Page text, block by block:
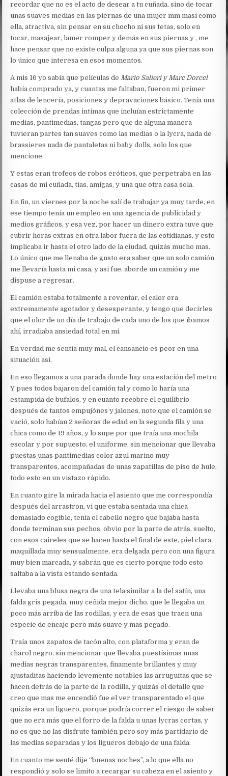
recordar que no es el acto de desear a tu cuñada, sino de tocar
unas suaves medias en las piernas de una mujer mm masi como
ella, atractiva, sin pensar en su chocho ni sus tetas, solo en
tocar, masajear, lamer romper y demás en sus piernas y , me
hace pensar que no existe culpa alguna ya que sus piernas son
lo único que interesa en esos momentos.
A mis 16 yo sabía que películas de Mario Salieri y Marc Dorcel
había comprado ya, y cuantas me faltaban, fueron mi primer
atlas de lencería, posiciones y depravaciones básico. Tenía una
colección de prendas intimas que incluían estrictamente
medias, pantimedias, tangas pero que de alguna manera
tuvieran partes tan suaves como las medias o la lycra, nada de
brassieres nada de pantaletas ni baby dolls, solo los que
mencione.
Y estas eran trofeos de robos eróticos, que perpetraba en las
casas de mi cuñada, tías, amigas, y una que otra casa sola.
En fin, un viernes por la noche salí de trabajar ya muy tarde, en
ese tiempo tenía un empleo en una agencia de publicidad y
medios gráficos, y esa vez, por hacer un dinero extra tuve que
cubrir horas extras en otra labor fuera de las cotidianas, y esto
implicaba ir hasta el otro lado de la ciudad, quizás mucho mas.
Lo único que me llenaba de gusto era saber que un solo camión
me llevaría hasta mi casa, y asi fue, aborde un camión y me
dispuse a regresar.
El camión estaba totalmente a reventar, el calor era
extremamente agotador y desesperante, y tengo que decirles
que el olor de un día de trabajo de cada uno de los que íbamos
ahí, irradiaba ansiedad total en mi.
En verdad me sentía muy mal, el cansancio es peor en una
situación asi.
En eso llegamos a una parada donde hay una estación del metro
Y pues todos bajaron del camión tal y como lo haría una
estampida de bufalos, y en cuanto recobre el equilibrio
después de tantos empujónes y jalones, note que el camión se
vació, solo habían 2 señoras de edad en la segunda fila y una
chica como de 19 años, y lo supe por que traía una mochila
escolar y por supuesto, el uniforme, sin mencionar que llevaba
puestas unas pantimedias color azul marino muy
transparentes, acompañadas de unas zapatillas de piso de hule,
todo esto en un vistazo rápido.
En cuanto gire la mirada hacia el asiento que me correspondía
después del arrastron, vi que estaba sentada una chica
demasiado cogible, tenía el cabello negro que bajaba hasta
donde terminan sus pechos, obvio por la parte de atrás, suelto,
con esos caireles que se hacen hasta el final de este, piel clara,
maquillada muy sensualmente, era delgada pero con una figura
muy bien marcada, y sabrán que es cierto porque todo esto
saltaba a la vista estando sentada.
Llevaba una blusa negra de una tela similar a la del satín, una
falda gris pegada, muy ceñida mejor dicho, que le llegaba un
poco más arriba de las rodillas, y era de esas que traen una
especie de encaje pero más suave y mas pegado.
Traía unos zapatos de tacón alto, con plataforma y eran de
charol negro, sin mencionar que llevaba puestísimas unas
medias negras transparentes, finamente brillantes y muy
ajustaditas haciendo levemente notables las arruguitas que se
hacen detrás de la parte de la rodilla, y quizás el detalle que
creo que mas me encendió fue el ver transparentado el que
quizás era un liguero, porque podría correr el riesgo de saber
que no era más que el forro de la falda u unas lycras cortas, y
no es que no las disfrute también pero soy más partidario de
las medias separadas y los ligueros debajo de una falda.
En cuanto me senté dije “buenas noches”, a lo que ella no
respondió y solo se limito a recargar su cabeza en el asiento y